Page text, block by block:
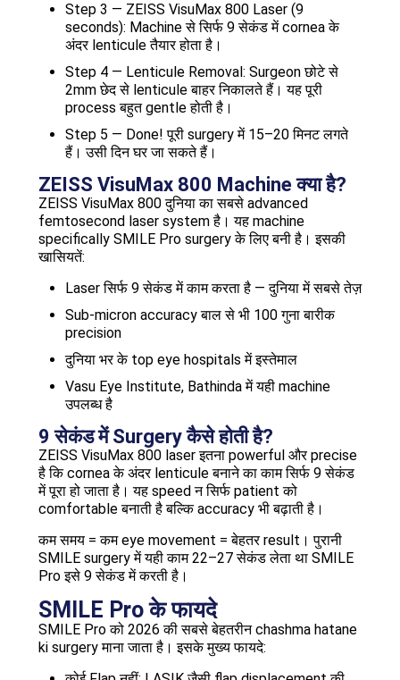
Step 3 — ZEISS VisuMax 800 Laser (9
seconds): Machine से सिर्फ 9 सेकंड में cornea के
अंदर lenticule तैयार होता है।
Step 4 — Lenticule Removal: Surgeon छोटे से
2mm छेद से lenticule बाहर निकालते हैं। यह पूरी
process बहुत gentle होती है।
Step 5 — Done! पूरी surgery में 15–20 मिनट लगते
हैं। उसी दिन घर जा सकते हैं।
ZEISS VisuMax 800 Machine क्या है?
ZEISS VisuMax 800 दुनिया का सबसे advanced
femtosecond laser system है। यह machine
specifically SMILE Pro surgery के लिए बनी है। इसकी
खासियतें:
Laser सिर्फ 9 सेकंड में काम करता है — दुनिया में सबसे तेज़
Sub-micron accuracy बाल से भी 100 गुना बारीक
precision
दुनिया भर के top eye hospitals में इस्तेमाल
Vasu Eye Institute, Bathinda में यही machine
उपलब्ध है
9 सेकंड में Surgery कैसे होती है?
ZEISS VisuMax 800 laser इतना powerful और precise
है कि cornea के अंदर lenticule बनाने का काम सिर्फ 9 सेकंड
में पूरा हो जाता है। यह speed न सिर्फ patient को
comfortable बनाती है बल्कि accuracy भी बढ़ाती है।
कम समय = कम eye movement = बेहतर result। पुरानी
SMILE surgery में यही काम 22–27 सेकंड लेता था SMILE
Pro इसे 9 सेकंड में करती है।
SMILE Pro के फायदे
SMILE Pro को 2026 की सबसे बेहतरीन chashma hatane
ki surgery माना जाता है। इसके मुख्य फायदे: